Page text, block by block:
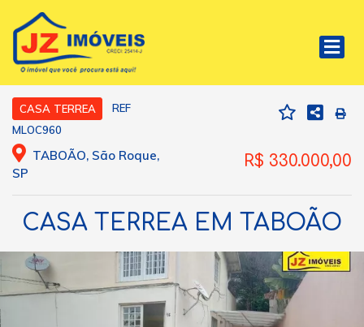
CASA TERREA
REF
MLOC960
TABOÃO, São Roque,
SP
R$ 330.000,00
CASA TERREA EM TABOÃO